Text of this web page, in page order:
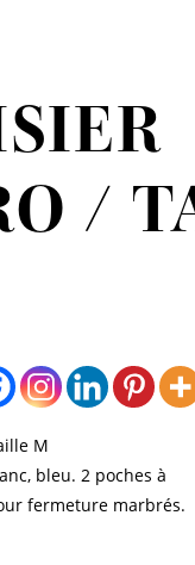
/
M
bleu. 2 poches à
fermeture marbrés.